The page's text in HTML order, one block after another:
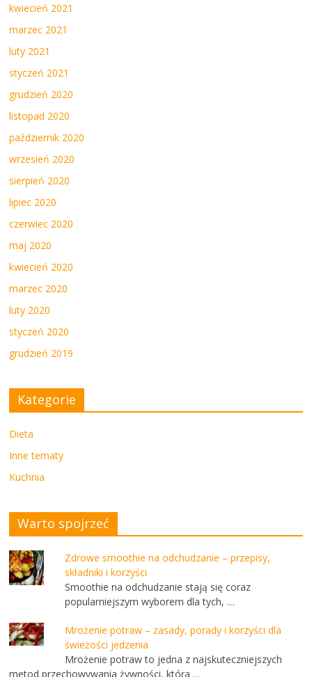
kwiecień 2021
marzec 2021
luty 2021
styczeń 2021
grudzień 2020
listopad 2020
październik 2020
wrzesień 2020
sierpień 2020
lipiec 2020
czerwiec 2020
maj 2020
kwiecień 2020
marzec 2020
luty 2020
styczeń 2020
grudzień 2019
Kategorie
Dieta
Inne tematy
Kuchnia
Warto spojrzeć
Zdrowe smoothie na odchudzanie – przepisy,
składniki i korzyści
Smoothie na odchudzanie stają się coraz
popularniejszym wyborem dla tych, …
Mrożenie potraw – zasady, porady i korzyści dla
świeżości jedzenia
Mrożenie potraw to jedna z najskuteczniejszych
metod przechowywania żywności, która …